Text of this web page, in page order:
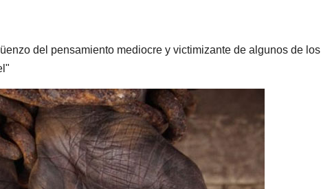
del pensamiento mediocre y victimizante de algunos de los